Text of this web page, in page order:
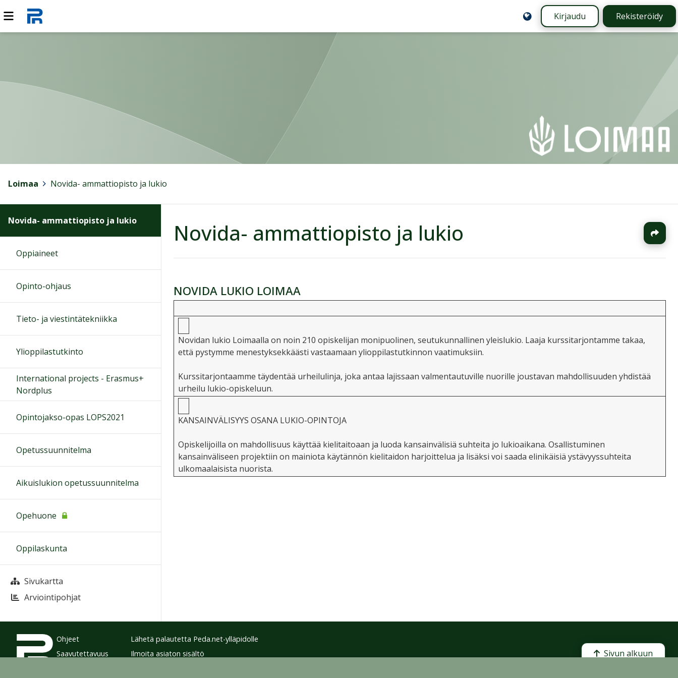
Kirjaudu Rekisteröidy
Loimaa Novida- ammattiopisto ja lukio
Novida- ammattiopisto ja lukio
NOVIDA LUKIO LOIMAA
Novidan lukio Loimaalla on noin 210 opiskelijan monipuolinen, seutukunnallinen yleislukio. Laaja kurssitarjontamme takaa,
että pystymme menestyksekkäästi vastaamaan ylioppilastutkinnon vaatimuksiin.
Kurssitarjontaamme täydentää urheilulinja, joka antaa lajissaan valmentautuville nuorille joustavan mahdollisuuden yhdistää
urheilu lukio-opiskeluun.
KANSAINVÄLISYYS OSANA LUKIO-OPINTOJA
Opiskelijoilla on mahdollisuus käyttää kielitaitoaan ja luoda kansainvälisiä suhteita jo lukioaikana. Osallistuminen
kansainväliseen projektiin on mainiota käytännön kielitaidon harjoittelua ja lisäksi voi saada elinikäisiä ystävyyssuhteita
ulkomaalaisista nuorista.
Novida- ammattiopisto ja lukio
Oppiaineet
Opinto-ohjaus
Tieto- ja viestintätekniikka
Ylioppilastutkinto
International projects - Erasmus+
Nordplus
Opintojakso-opas LOPS2021
Opetussuunnitelma
Aikuislukion opetussuunnitelma
Opehuone
Oppilaskunta
Sivukartta
Arviointipohjat
Ohjeet
Saavutettavuus
Lähetä palautetta Peda.net-ylläpidolle
Ilmoita asiaton sisältö
Sivun alkuun